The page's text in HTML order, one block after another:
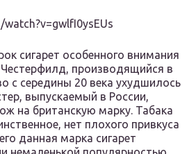
сигарет особенного внимания
производящийся в
с середины 20 века ухудшилось
выпускаемый в России,
на британскую марку. Табака
нет плохого привкуса
данная марка сигарет